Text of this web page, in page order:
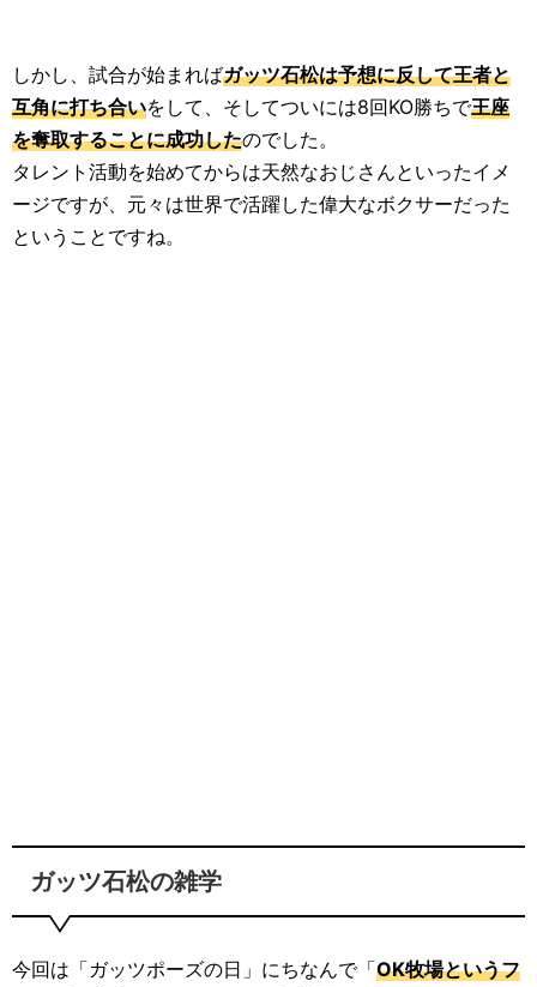
しかし、試合が始まればガッツ石松は予想に反して王者と
互角に打ち合いをして、そしてついには8回KO勝ちで王座
を奪取することに成功したのでした。
タレント活動を始めてからは天然なおじさんといったイメ
ージですが、元々は世界で活躍した偉大なボクサーだった
ということですね。
ガッツ石松の雑学
今回は「ガッツポーズの日」にちなんで「OK牧場というフ